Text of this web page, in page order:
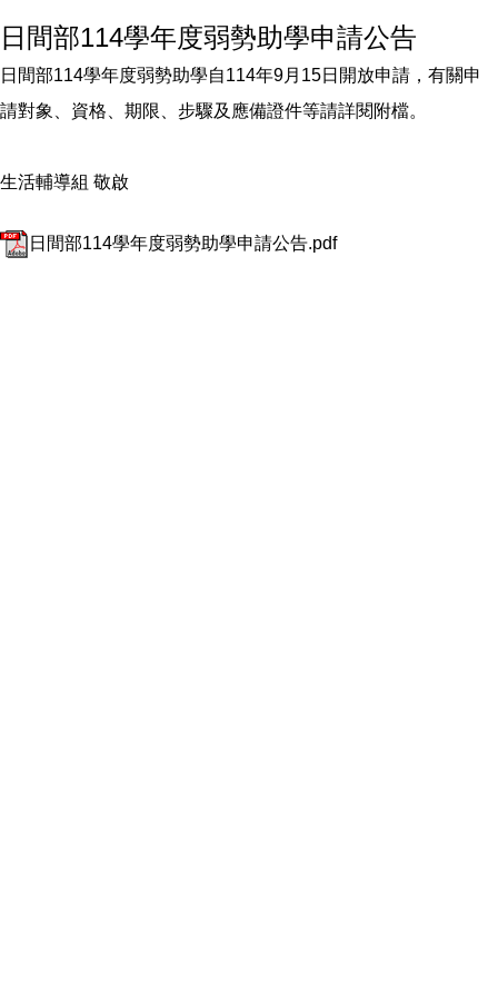
日間部114學年度弱勢助學申請公告
日間部114學年度弱勢助學自114年9月15日開放申請，有關申
請對象、資格、期限、步驟及應備證件等請詳閱附檔。
生活輔導組 敬啟
日間部114學年度弱勢助學申請公告.pdf